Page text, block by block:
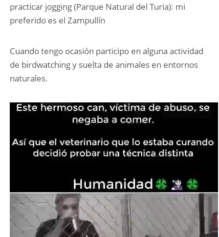
practicar jogging (Parque Natural del Turia): mi
preferido es el Zampullín
Cuando tengo ocasión participo en alguna actividad
de birdwatching y suelta de animales en entornos
naturales.